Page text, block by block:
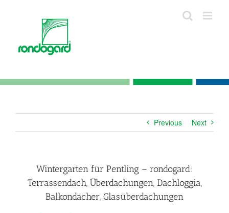
Previous Next
Wintergarten für Pentling – rondogard:
Terrassendach, Überdachungen, Dachloggia,
Balkondächer, Glasüberdachungen